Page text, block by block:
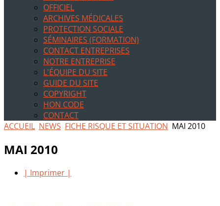
OFFICIEL
ARCHIVES MÉDICALES
PROTECTION SOCIALE
SÉMINAIRES (FORMATION)
CONTACT ENTREPRISES
NOTRE ENTREPRISE
L'ÉQUIPE DU SITE
GUIDE DU SITE
COPYRIGHT
HON CODE
CONTACT
ACCUEIL NEWS FICHE RISQUE ET SITUATION MAI 2010
MAI 2010
| Imprimer |